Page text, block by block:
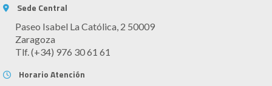
Sede Central
Paseo Isabel La Católica, 2 50009
Zaragoza
Tlf. (+34) 976 30 61 61
Horario Atención